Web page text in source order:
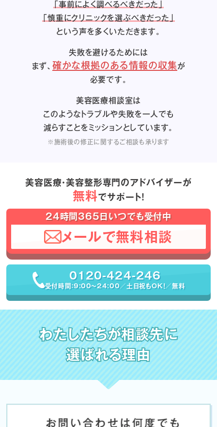
「事前によく調べるべきだった」
「慎重にクリニックを選ぶべきだった」
という声を多くいただきます。
失敗を避けるためには
まず、確かな根拠のある情報の収集が
必要です。
美容医療相談室は
このようなトラブルや失敗を一人でも
減らすことをミッションとしています。
※施術後の修正に関するご相談も承ります
美容医療・美容整形専門のアドバイザーが
無料でサポート！
24時間365日いつでも受付中
メールで無料相談
0120-424-246
受付時間：9:00〜24:00／土日祝もOK！／無料
わたしたちが相談先に
選ばれる理由